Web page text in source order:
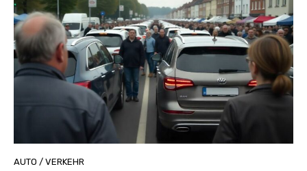
AUTO / VERKEHR